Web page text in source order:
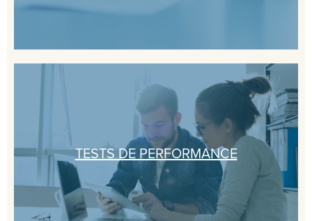
TESTS DE PERFORMANCE